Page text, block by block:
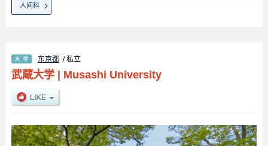
人间科
东京都 / 私立
武蔵大学| Musashi University